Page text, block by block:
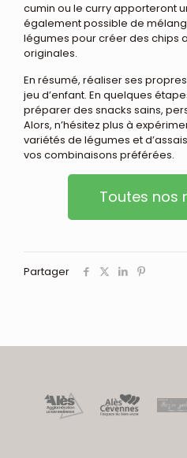
cumin ou le curry apporteront
également possible de
légumes pour créer des chips
originales.
En résumé, réaliser ses
jeu d’enfant. En quelques
préparer des snacks sains,
Alors, n’hésitez plus à
variétés de légumes et
vos combinaisons préférées.
Toutes nos
Partager